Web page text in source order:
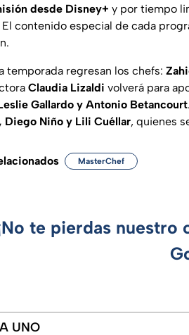
desde Disney+ y por tiempo
El contenido especial de cada
temporada regresan los chefs:
Claudia Lizaldi volverá para
Gallardo y Antonio Betancourt
Diego Niño y Lili Cuéllar, quienes
MasterChef
te pierdas nuestro
UNO